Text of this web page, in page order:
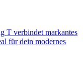
T verbindet markantes
für dein modernes